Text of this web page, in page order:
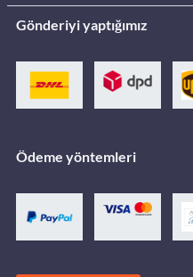
Gönderiyi yaptığımız
Ödeme yöntemleri